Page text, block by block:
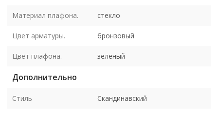
Материал плафона. стекло
Цвет арматуры. бронзовый
Цвет плафона. зеленый
Дополнительно
Стиль Скандинавский